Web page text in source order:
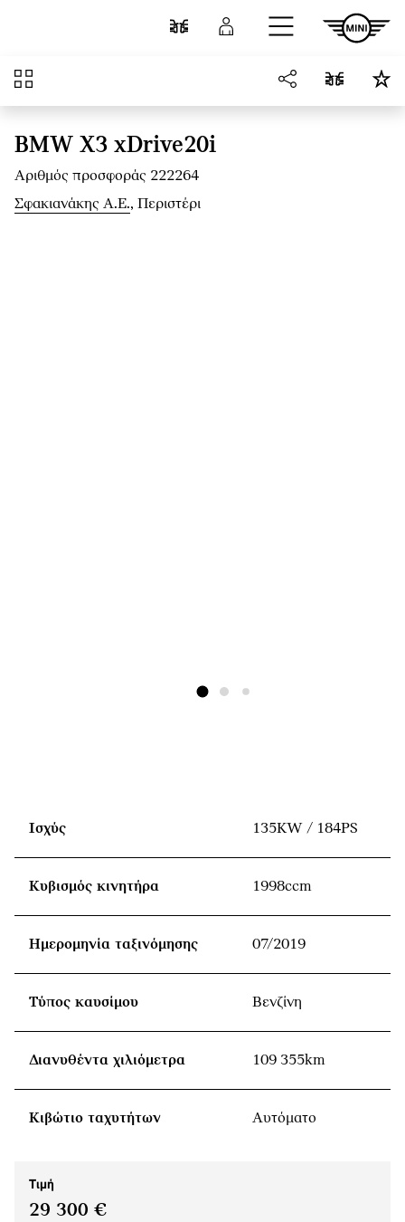
Μετάβαση στο κύριο περιεχόμενο
Σύγκριση Σύνδεση
Επισκόπηση
BMW X3 xDrive20i
Αριθμός προσφοράς 222264
Σφακιανάκης Α.Ε., Περιστέρι
Ισχύς 135KW / 184PS
Κυβισμός κινητήρα 1998ccm
Ημερομηνία ταξινόμησης 07/2019
Τύπος καυσίμου Βενζίνη
Διανυθέντα χιλιόμετρα 109 355km
Κιβώτιο ταχυτήτων Αυτόματο
Τιμή
29 300 €